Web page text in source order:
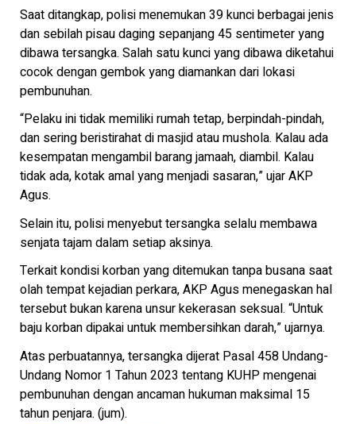
Saat ditangkap, polisi menemukan 39 kunci berbagai jenis
dan sebilah pisau daging sepanjang 45 sentimeter yang
dibawa tersangka. Salah satu kunci yang dibawa diketahui
cocok dengan gembok yang diamankan dari lokasi
pembunuhan.
“Pelaku ini tidak memiliki rumah tetap, berpindah-pindah,
dan sering beristirahat di masjid atau mushola. Kalau ada
kesempatan mengambil barang jamaah, diambil. Kalau
tidak ada, kotak amal yang menjadi sasaran,” ujar AKP
Agus.
Selain itu, polisi menyebut tersangka selalu membawa
senjata tajam dalam setiap aksinya.
Terkait kondisi korban yang ditemukan tanpa busana saat
olah tempat kejadian perkara, AKP Agus menegaskan hal
tersebut bukan karena unsur kekerasan seksual. “Untuk
baju korban dipakai untuk membersihkan darah,” ujarnya.
Atas perbuatannya, tersangka dijerat Pasal 458 Undang-
Undang Nomor 1 Tahun 2023 tentang KUHP mengenai
pembunuhan dengan ancaman hukuman maksimal 15
tahun penjara. (jum).